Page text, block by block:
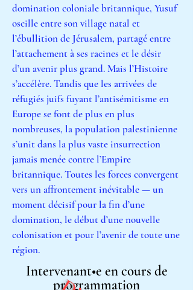
domination coloniale britannique, Yusuf
oscille entre son village natal et
l’ébullition de Jérusalem, partagé entre
l’attachement à ses racines et le désir
d’un avenir plus grand. Mais l’Histoire
s’accélère. Tandis que les arrivées de
réfugiés juifs fuyant l’antisémitisme en
Europe se font de plus en plus
nombreuses, la population palestinienne
s’unit dans la plus vaste insurrection
jamais menée contre l’Empire
britannique. Toutes les forces convergent
vers un affrontement inévitable — un
moment décisif pour la fin d’une
domination, le début d’une nouvelle
colonisation et pour l’avenir de toute une
région.
Intervenant•e en cours de
programmation